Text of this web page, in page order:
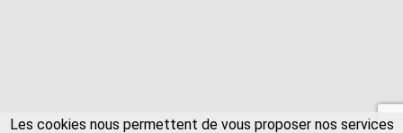
Les cookies nous permettent de vous proposer nos services